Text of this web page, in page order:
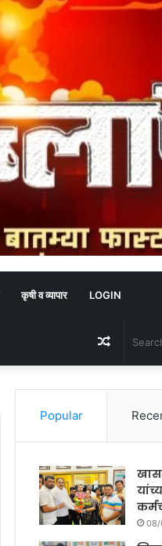
कृषी व व्यापार LOGIN
Random
Article
Popular
08/